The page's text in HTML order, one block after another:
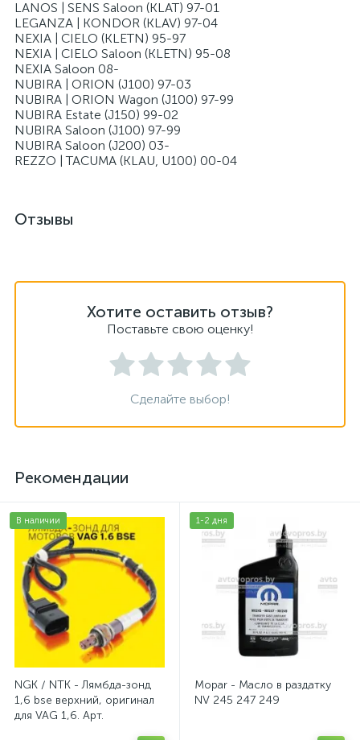
LANOS | SENS Saloon (KLAT) 97-01
LEGANZA | KONDOR (KLAV) 97-04
NEXIA | CIELO (KLETN) 95-97
NEXIA | CIELO Saloon (KLETN) 95-08
NEXIA Saloon 08-
NUBIRA | ORION (J100) 97-03
NUBIRA | ORION Wagon (J100) 97-99
NUBIRA Estate (J150) 99-02
NUBIRA Saloon (J100) 97-99
NUBIRA Saloon (J200) 03-
REZZO | TACUMA (KLAU, U100) 00-04
Отзывы
Хотите оставить отзыв?
Поставьте свою оценку!
Сделайте выбор!
Рекомендации
В наличии
NGK / NTK - Лямбда-зонд
1,6 bse верхний, оригинал
для VAG 1,6. Арт.
1-2 дня
Mopar - Масло в раздатку
NV 245 247 249